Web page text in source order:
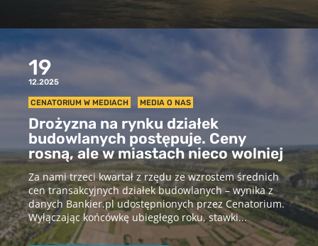
19
12.2025
CENATORIUM W MEDIACH MEDIA O NAS
Drożyzna na rynku działek
budowlanych postępuje. Ceny
rosną, ale w miastach nieco wolniej
Za nami trzeci kwartał z rzędu ze wzrostem średnich
cen transakcyjnych działek budowlanych – wynika z
danych Bankier.pl udostępnionych przez Cenatorium.
Wyłączając końcówkę ubiegłego roku, stawki...
Pobierz raport
aby pobrać raport podaj swój adres
Chcę otrzymywać treści o charakterze marketingowym drogą e-
mail od Cenatorium Sp. z o.o. z siedzibą w Warszawie. Mam
świadomość, że mogę zrezygnować z subskrypcji w każdej chwili.
Więcej informacji o przetwarzaniu moich danych dostępnych jest
wPolityce prywatności.